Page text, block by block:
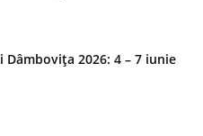
Dâmbovița 2026: 4 – 7 iunie